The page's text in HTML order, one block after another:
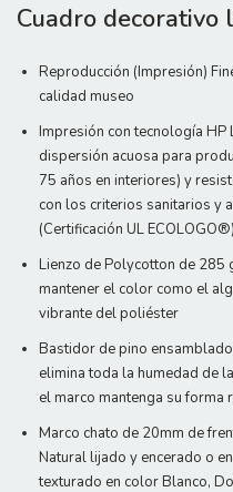
Cuadro
Reproducción (Impresión)
calidad museo
Impresión con tecnología
dispersión acuosa para
75 años en interiores) y
con los criterios sanitarios y
(Certificación UL ECOLOGO®)
Lienzo de Polycotton de 285
mantener el color como el
vibrante del poliéster
Bastidor de pino
elimina toda la humedad de
el marco mantenga su forma
Marco chato de 20mm de
Natural lijado y encerado o
texturado en color Blanco,